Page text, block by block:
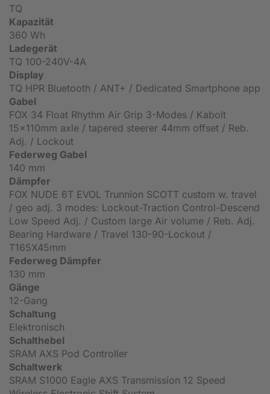
TQ
Kapazität
360 Wh
Ladegerät
TQ 100-240V-4A
Display
TQ HPR Bluetooth / ANT+ / Dedicated Smartphone app
Gabel
FOX 34 Float Rhythm Air Grip 3-Modes / Kabolt
15x110mm axle / tapered steerer 44mm offset / Reb.
Adj. / Lockout
Federweg Gabel
140 mm
Dämpfer
FOX NUDE 6T EVOL Trunnion SCOTT custom w. travel
/ geo adj. 3 modes: Lockout-Traction Control-Descend
Low Speed Adj. / Custom large Air volume / Reb. Adj.
Bearing Hardware / Travel 130-90-Lockout /
T165X45mm
Federweg Dämpfer
130 mm
Gänge
12-Gang
Schaltung
Elektronisch
Schalthebel
SRAM AXS Pod Controller
Schaltwerk
SRAM S1000 Eagle AXS Transmission 12 Speed